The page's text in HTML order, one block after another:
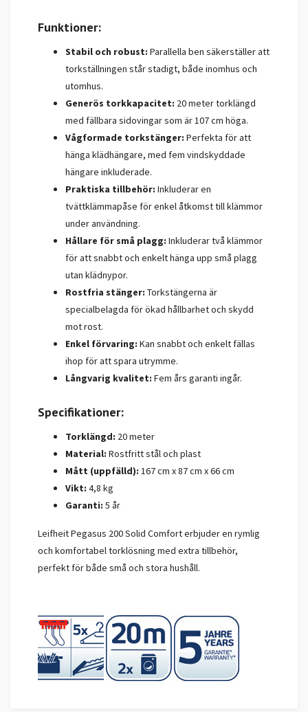
Funktioner:
Stabil och robust: Parallella ben säkerställer att
torkställningen står stadigt, både inomhus och
utomhus.
Generös torkkapacitet: 20 meter torklängd
med fällbara sidovingar som är 107 cm höga.
Vågformade torkstänger: Perfekta för att
hänga klädhängare, med fem vindskyddade
hängare inkluderade.
Praktiska tillbehör: Inkluderar en
tvättklämmapåse för enkel åtkomst till klämmor
under användning.
Hållare för små plagg: Inkluderar två klämmor
för att snabbt och enkelt hänga upp små plagg
utan klädnypor.
Rostfria stänger: Torkstängerna är
specialbelagda för ökad hållbarhet och skydd
mot rost.
Enkel förvaring: Kan snabbt och enkelt fällas
ihop för att spara utrymme.
Långvarig kvalitet: Fem års garanti ingår.
Specifikationer:
Torklängd: 20 meter
Material: Rostfritt stål och plast
Mått (uppfälld): 167 cm x 87 cm x 66 cm
Vikt: 4,8 kg
Garanti: 5 år
Leifheit Pegasus 200 Solid Comfort erbjuder en rymlig
och komfortabel torklösning med extra tillbehör,
perfekt för både små och stora hushåll.